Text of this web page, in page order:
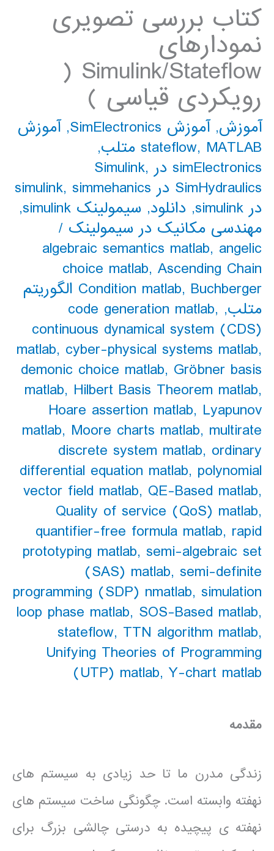
کتاب بررسی تصویری
نمودارهای
Simulink/Stateflow (
رویکردی قیاسی )
آموزش,آموزش SimElectronics ,آموزش
stateflow, MATLAB متلب
,
simElectronics در Simulink
,
SimHydraulics در simulink
, simmehanics
در simulink
, دانلود, سیمولینک simulink
,
مهندسی مکانیک در سیمولینک /
algebraic semantics matlab, angelic
choice matlab, Ascending Chain
Condition matlab,
Buchberger الگوریتم
متلب,
code generation matlab,
continuous dynamical system (CDS)
matlab, cyber-physical systems matlab,
demonic choice matlab, Gröbner basis
matlab, Hilbert Basis Theorem matlab,
Hoare assertion matlab, Lyapunov
matlab, Moore charts matlab, multirate
discrete system matlab, ordinary
differential equation matlab, polynomial
vector field matlab, QE-Based matlab,
Quality of service (QoS) matlab,
quantifier-free formula matlab, rapid
prototyping matlab, semi-algebraic set
(SAS) matlab, semi-definite
programming (SDP) nmatlab, simulation
loop phase matlab, SOS-Based matlab,
stateflow, TTN algorithm matlab,
Unifying Theories of Programming
(UTP) matlab, Y-chart matlab
مقدمه
زندگی مدرن ما تا حد زیادی به سیستم های
نهفته وابسته است. چگونگی ساخت سیستم های
نهفته ی پیچیده به درستی چالشی بزرگ برای